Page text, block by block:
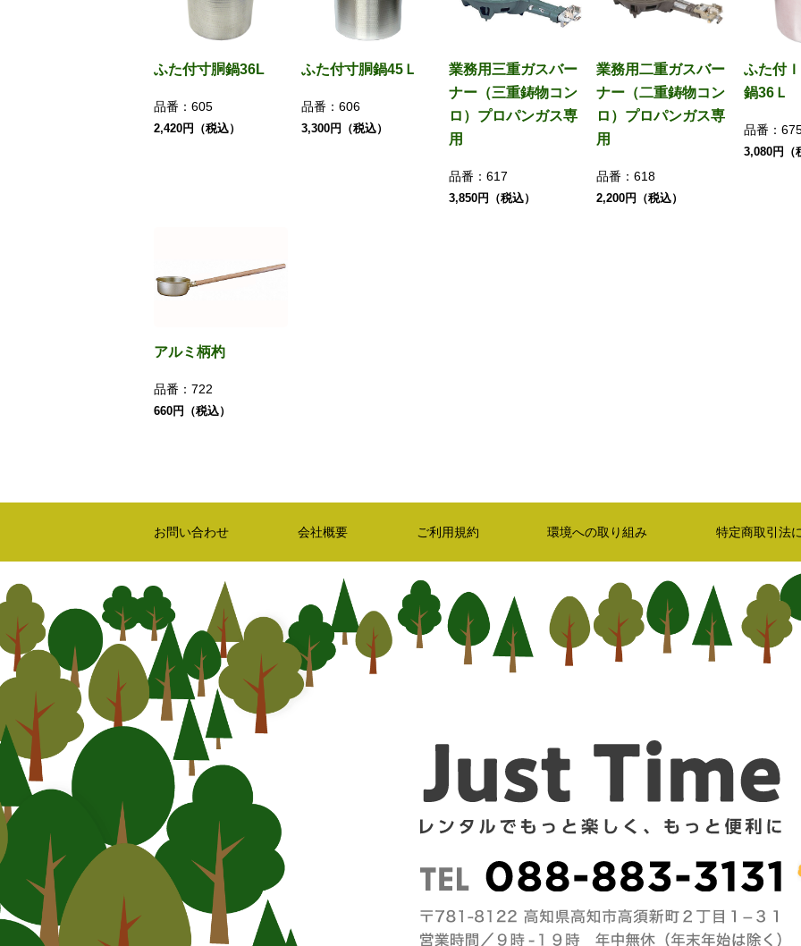
ふた付寸胴鍋36L
品番： 605
2,420円（税込）
ふた付寸胴鍋45Ｌ
品番： 606
3,300円（税込）
業務用三重ガスバー
ナー（三重鋳物コン
ロ）プロパンガス専
用
品番： 617
3,850円（税込）
業務用二重ガスバー
ナー（二重鋳物コン
ロ）プロパンガス専
用
品番： 618
2,200円（税込）
ふた付
鍋36Ｌ
品番：
3,080円（
アルミ柄杓
品番： 722
660円（税込）
お問い合わせ 会社概要 ご利用規約 環境への取り組み 特定商取引法